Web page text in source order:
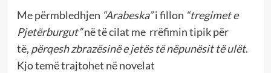
Me përmbledhjen “Arabeska”i fillon “tregimet e
Pjetërburgut”në të cilat me rrëfimin tipik për
të, përqesh zbrazësinë e jetës të nëpunësit të ulët.
Kjo temë trajtohet në novelat